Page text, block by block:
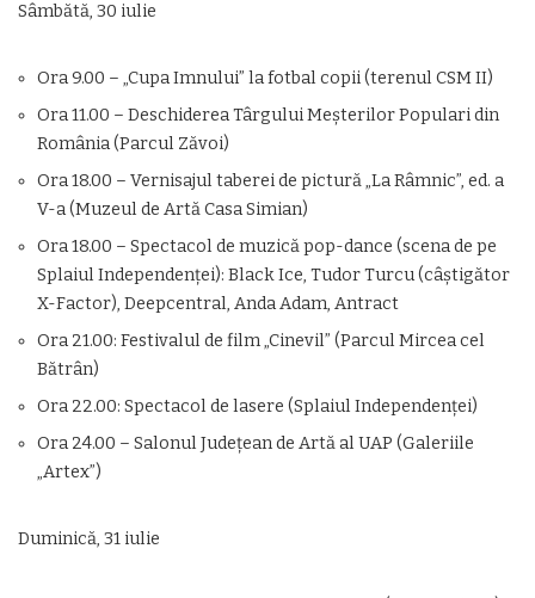
Sâmbătă, 30 iulie
Ora 9.00 – „Cupa Imnului” la fotbal copii (terenul CSM II)
Ora 11.00 – Deschiderea Târgului Meşterilor Populari din
România (Parcul Zăvoi)
Ora 18.00 – Vernisajul taberei de pictură „La Râmnic”, ed. a
V-a (Muzeul de Artă Casa Simian)
Ora 18.00 – Spectacol de muzică pop-dance (scena de pe
Splaiul Independenţei): Black Ice, Tudor Turcu (câştigător
X-Factor), Deepcentral, Anda Adam, Antract
Ora 21.00: Festivalul de film „Cinevil” (Parcul Mircea cel
Bătrân)
Ora 22.00: Spectacol de lasere (Splaiul Independenţei)
Ora 24.00 – Salonul Judeţean de Artă al UAP (Galeriile
„Artex”)
Duminică, 31 iulie